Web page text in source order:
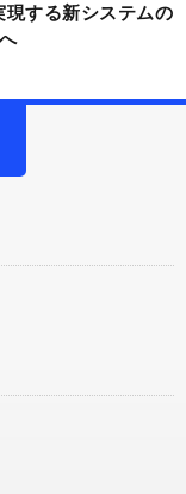
現する新システムの